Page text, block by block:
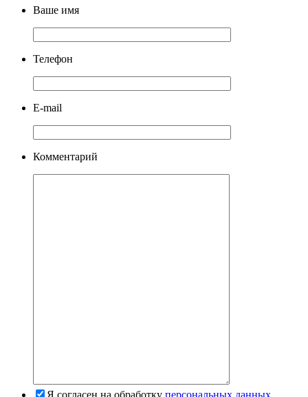
Ваше имя
Телефон
E-mail
Комментарий
Я согласен на обработку персональных данных